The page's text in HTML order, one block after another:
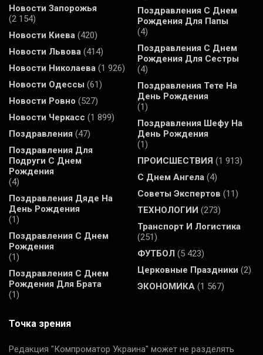
Новости Запорожья
(2 154)
Новости Киева (420)
Новости Львова (414)
Новости Николаева (1 926)
Новости Одессы (61)
Новости Ровно (527)
Новости Черкасс (1 899)
Поздравления (47)
Поздравления Для
Подруги С Днем
Рождения
(4)
Поздравления Дяде На
День Рождения
(1)
Поздравления С Днем
Рождения
(1)
Поздравления С Днем
Рождения Для Брата
(1)
Поздравления С Днем
Рождения Для Папы
(4)
Поздравления С Днем
Рождения Для Сестры
(4)
Поздравления Тете На
День Рождения
(1)
Поздравления Шефу На
День Рождения
(1)
ПРОИСШЕСТВИЯ (1 913)
С Днем Ангела (4)
Советы Экспертов (11)
ТЕХНОЛОГИИ (273)
Транспорт И Логистика
(251)
ФУТБОЛ (5 423)
Церковные Праздники (2)
ЭКОНОМИКА (1 567)
Точка зрения
Редакция "Компроматор Украина" может не разделять